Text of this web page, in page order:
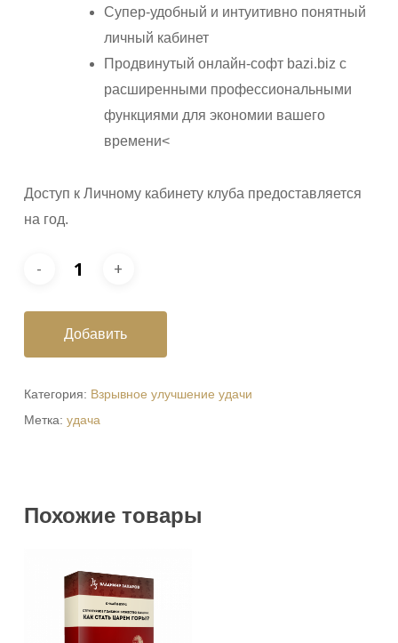
Супер-удобный и интуитивно понятный
личный кабинет
Продвинутый онлайн-софт bazi.biz с
расширенными профессиональными
функциями для экономии вашего
времени<
Доступ к Личному кабинету клуба предоставляется
на год.
Добавить
Категория: Взрывное улучшение удачи
Метка: удача
Похожие товары